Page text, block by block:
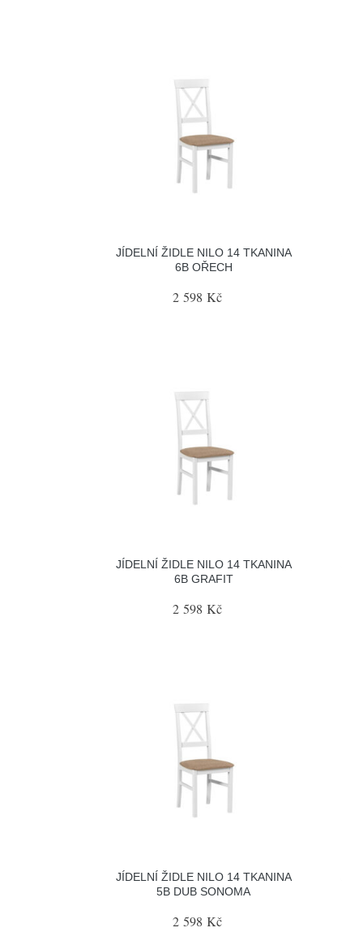
JÍDELNÍ ŽIDLE NILO 14 TKANINA
6B OŘECH
2 598 Kč
JÍDELNÍ ŽIDLE NILO 14 TKANINA
6B GRAFIT
2 598 Kč
JÍDELNÍ ŽIDLE NILO 14 TKANINA
5B DUB SONOMA
2 598 Kč